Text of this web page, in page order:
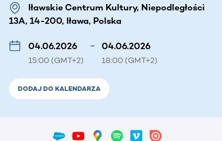
Iławskie Centrum Kultury, Niepodległości
13A, 14-200, Iława, Polska
04.06.2026
15:00 (GMT+2)
– 04.06.2026
18:00 (GMT+2)
DODAJ DO KALENDARZA